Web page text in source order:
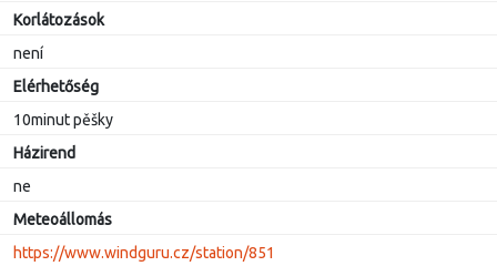
Korlátozások
není
Elérhetőség
10minut pěšky
Házirend
ne
Meteoállomás
https://www.windguru.cz/station/851